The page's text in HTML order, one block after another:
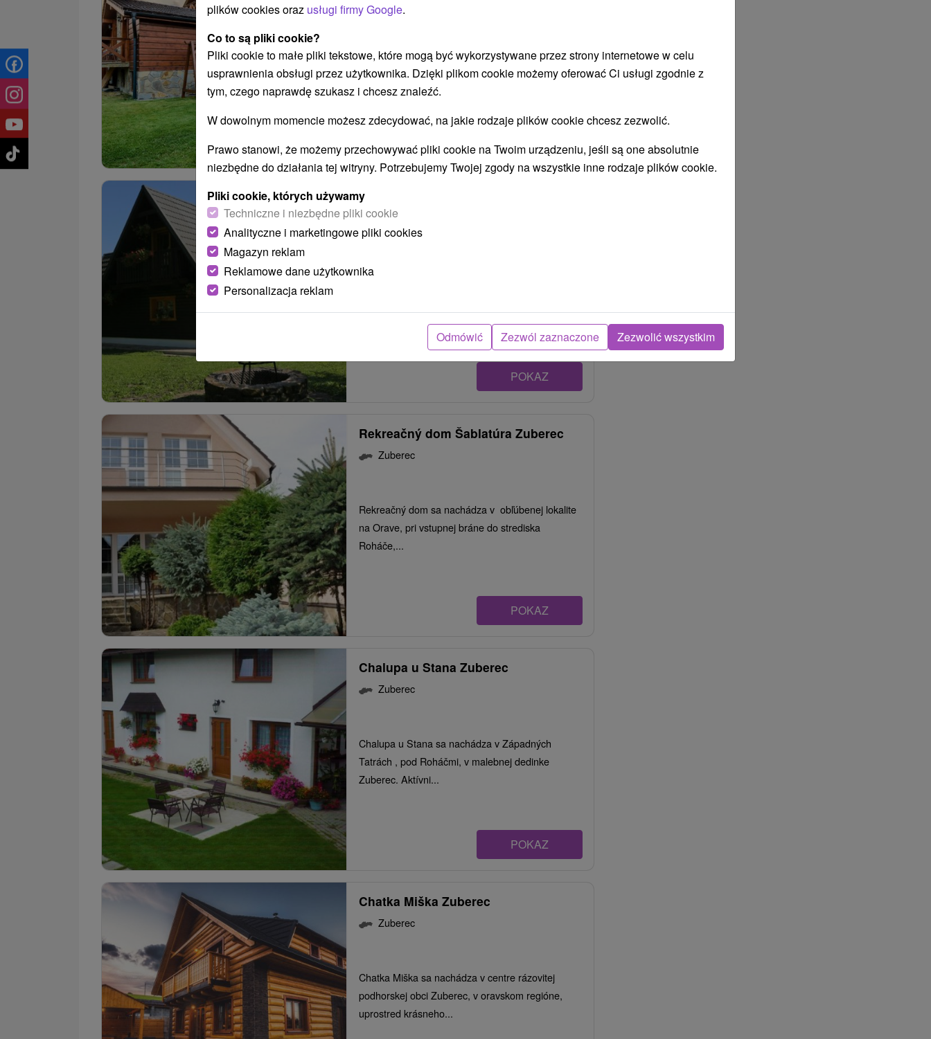
Tatrách, v turisticky vyhľadávanej obci Zuberec.
Vďaka svojmu...
POKAZ
Drevenice pod Lánom Zuberec
Zuberec
Ubytovanie v dvoch dreveniciach, vo väčšej
menšej útulnej chate...
POKAZ
Rekreačný dom Šablatúra Zuberec
Zuberec
Rekreačný dom sa nachádza v obľúbenej lokalite
na Orave, pri vstupnej bráne do strediska
Roháče,...
POKAZ
Chalupa u Stana Zuberec
Zuberec
Chalupa u Stana sa nachádza v Západných
Tatrách , pod Roháčmi, v malebnej dedinke
Zuberec. Aktívni...
POKAZ
Chatka Miška Zuberec
Zuberec
Chatka Miška sa nachádza v centre rázovitej
podhorskej obci Zuberec, v oravskom regióne,
uprostred krásneho...
plików cookies oraz usługi firmy Google.
Co to są pliki cookie?
Pliki cookie to małe pliki tekstowe, które mogą być wykorzystywane przez strony internetowe w celu
usprawnienia obsługi przez użytkownika. Dzięki plikom cookie możemy oferować Ci usługi zgodnie z
tym, czego naprawdę szukasz i chcesz znaleźć.
W dowolnym momencie możesz zdecydować, na jakie rodzaje plików cookie chcesz zezwolić.
Prawo stanowi, że możemy przechowywać pliki cookie na Twoim urządzeniu, jeśli są one absolutnie
niezbędne do działania tej witryny. Potrzebujemy Twojej zgody na wszystkie inne rodzaje plików cookie.
Pliki cookie, których używamy
Techniczne i niezbędne pliki cookie
Analityczne i marketingowe pliki cookies
Magazyn reklam
Reklamowe dane użytkownika
Personalizacja reklam
Odmówić Zezwól zaznaczone Zezwolić wszystkim